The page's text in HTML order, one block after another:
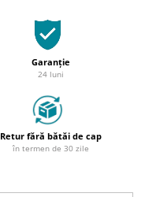
Garanție
24 luni
Retur fără bătăi de cap
în termen de 30 zile